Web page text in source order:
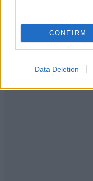
CONFIRM
Data Deletion